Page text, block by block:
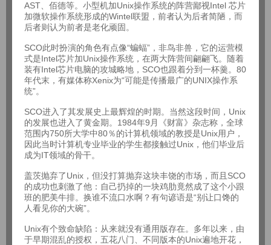
AST、佰德等。小型机加Unix操作系统的阵营鄙视Intel 芯片
加微软操作系统形成的Wintel联盟，前者认为后者简陋，而
后者则认为前者是老化顽固。
SCO此时扮演的角色有点像“蝙蝠”，非鸟非兽，它的运营模
式是Intel芯片加Unix操作系统，在两大阵营间翩翩飞。随着
装有Intel芯片电脑的攻城略地，SCO也跟着分到一杯羹。80
年代末，有媒体称Xenix为“可能是传播最广的UNIX操作系
统”。
SCO进入了其发展史上最辉煌的时期。当然这段时间，Unix
的发展也进入了黄金期。1984年9月《财富》杂志称，全球
范围内750所大学中80％的计算机领域的教授是Unix用户，
因此当时计算机专业毕业的学生都接触过Unix，他们毕业后
成为IT领域的骨干。
盖茨抛弃了Unix，但没打算抛弃这块丰饶的市场，而且SCO
的成功也刺激了他：自己扔掉的一块鸡肋竟然成了这个小跟
班的肥美牛排。换谁不流口水啊？有句谚语是“别让口馋的
人看见你的大碗”。
Unix有个致命缺陷：从来就没有通用版存在。多年以来，由
于早期混乱的授权，五花八门、不同版本的Unix遍地开花，